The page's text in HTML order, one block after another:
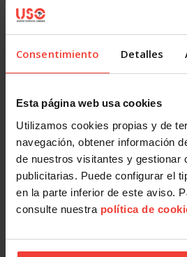
Consentimiento Detalles
Esta página web usa cookies
Utilizamos cookies propias y de
navegación, obtener información
de nuestros visitantes y gestionar
publicitarias. Puede configurar el
en la parte inferior de este aviso.
consulte nuestra política de
período de la colonia y reclamar
Ley 27/2011, de 1 de agosto,
emplaza al Gobierno español a
mediante el preceptivo Informe,
debe recoger evaluación de los
articulación y los plazos de pago,
personas trabajadoras afectadas.
Facebook
X LinkedInWhatsApp
Telegram
Email
OTRAS NOTICIAS